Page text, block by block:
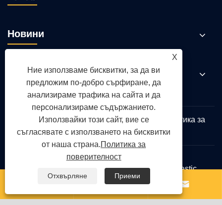
Новини
Свържете се с нас
Sitemap RSS XML
Политика за
поверителност
Авторско право © 2026 Qingdao Yongte Plastic
Machinery Co., Ltd. Всички права запазени.
 
X
Ние използваме бисквитки, за да ви
предложим по-добро сърфиране, да
анализираме трафика на сайта и да
персонализираме съдържанието.
Използвайки този сайт, вие се
съгласявате с използването на бисквитки
от наша страна.Политика за
поверителност
Отхвърляне Приеми